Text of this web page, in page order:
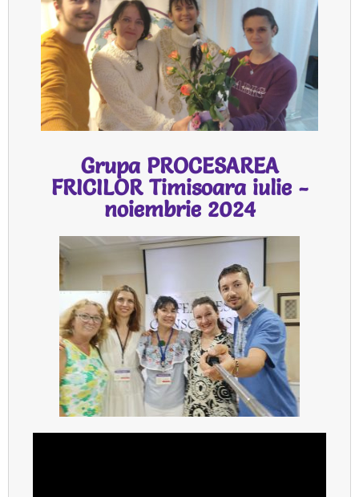
Grupa PROCESAREA
FRICILOR Timisoara iulie -
noiembrie 2024